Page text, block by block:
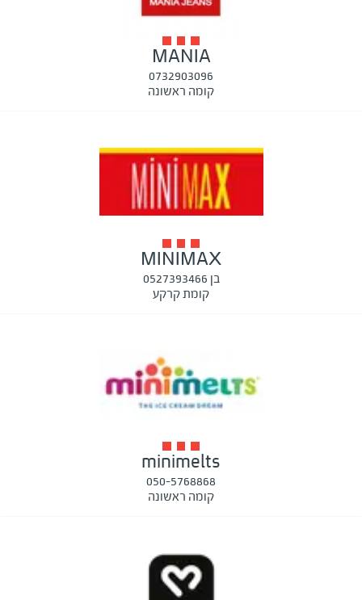
MANIA
0732903096
קומה ראשונה
MINIMAX
בן 0527393466
קומת קרקע
minimelts
050-5768868
קומה ראשונה